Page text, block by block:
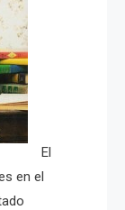
El
en el